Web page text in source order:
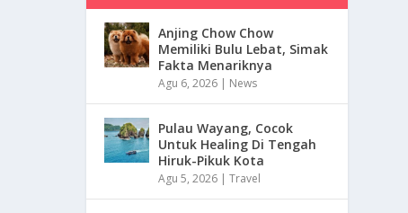
Anjing Chow Chow
Memiliki Bulu Lebat, Simak
Fakta Menariknya
Agu 6, 2026 | News
Pulau Wayang, Cocok
Untuk Healing Di Tengah
Hiruk-Pikuk Kota
Agu 5, 2026 |Travel